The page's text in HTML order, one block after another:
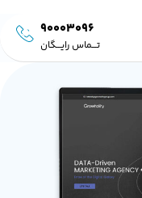
90003096
تـــماس رایـــگان